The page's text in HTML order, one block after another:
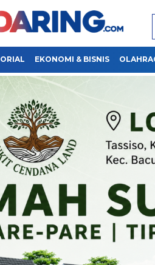
EKONOMI & BISNIS